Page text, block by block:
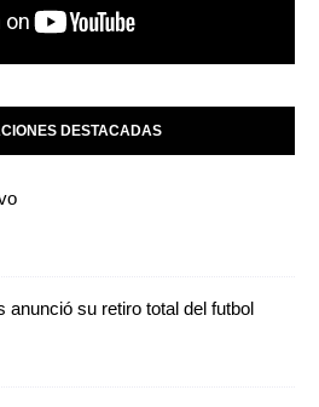
DESTACADAS
anunció su retiro total del futbol